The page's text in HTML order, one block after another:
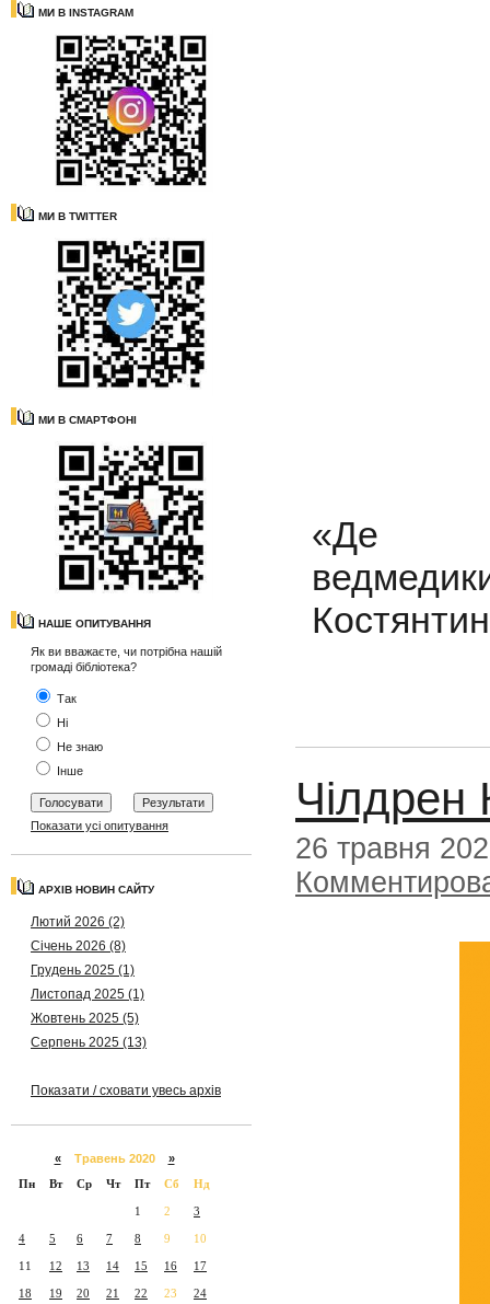
МИ В INSTAGRAM
МИ В TWITTER
МИ В СМАРТФОНІ
НАШЕ ОПИТУВАННЯ
Як ви вважаєте, чи потрібна нашій
громаді бібліотека?
Так
Ні
Не знаю
Інше
Показати усі опитування
АРХІВ НОВИН САЙТУ
Лютий 2026 (2)
Січень 2026 (8)
Грудень 2025 (1)
Листопад 2025 (1)
Жовтень 2025 (5)
Серпень 2025 (13)
Показати / сховати увесь архів
«Травень 2020 »
Пн
Вт Ср Чт Пт Сб Нд
1 2 3
4 5 6 7 8 9 10
11 12 13 14 15 16 17
18 19 20 21 22 23 24
«Де
Чілдрен
26 травня